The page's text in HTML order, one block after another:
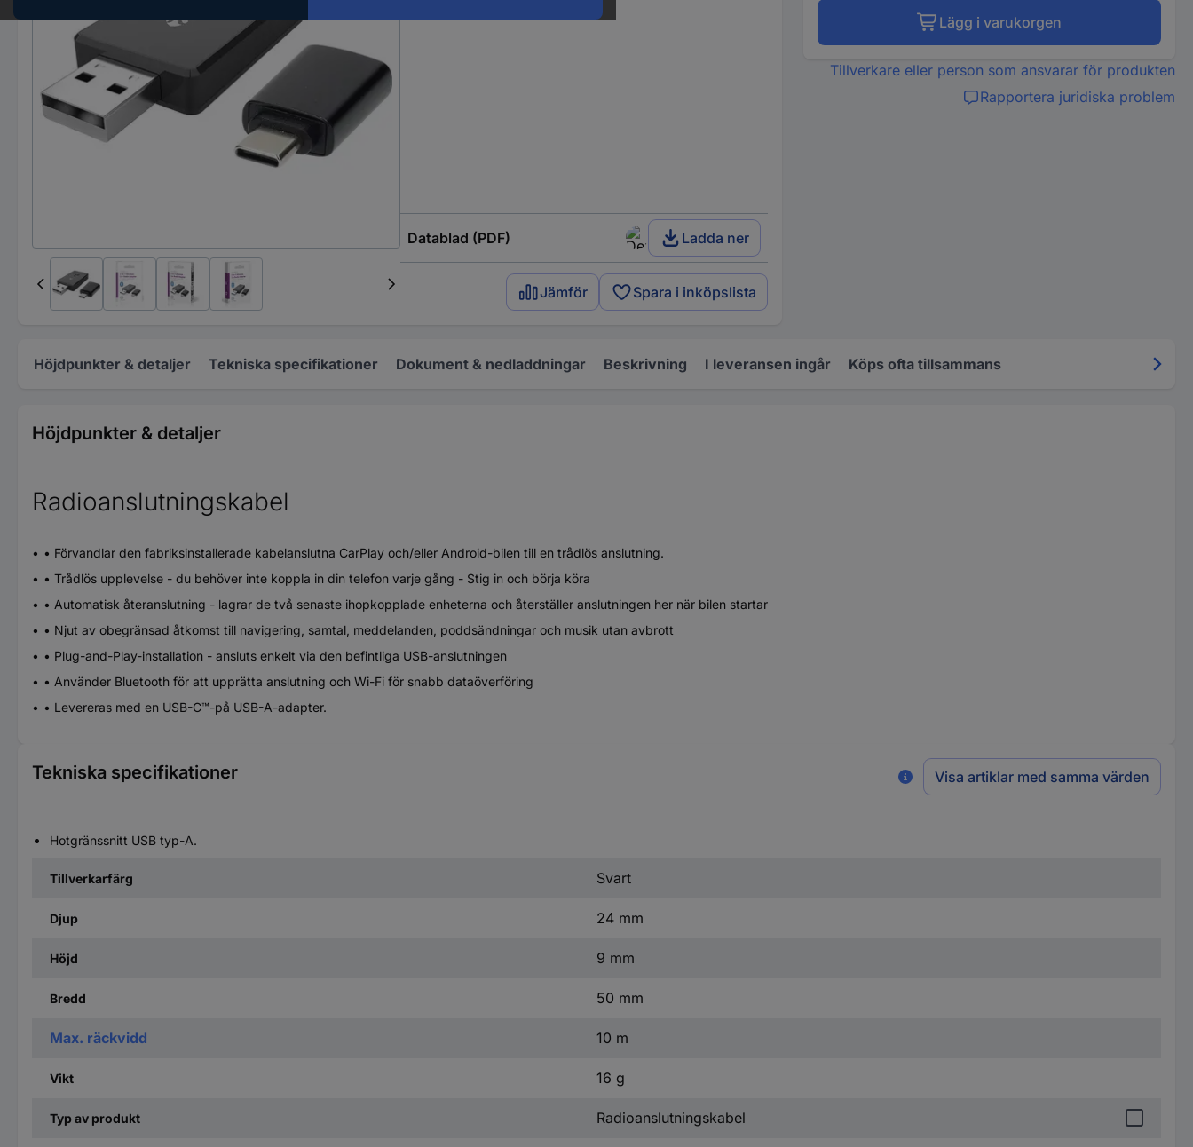
Datablad (PDF) Ladda ner
Jämför Spara i inköpslista
Lägg i varukorgen
Tillverkare eller person som ansvarar för produkten
Rapportera juridiska problem
Höjdpunkter & detaljer Tekniska specifikationer Dokument & nedladdningar Beskrivning I leveransen ingår Köps ofta tillsammans
Höjdpunkter & detaljer
Radioanslutningskabel
• Förvandlar den fabriksinstallerade kabelanslutna CarPlay och/eller Android-bilen till en trådlös anslutning.
• Trådlös upplevelse - du behöver inte koppla in din telefon varje gång - Stig in och börja köra
• Automatisk återanslutning - lagrar de två senaste ihopkopplade enheterna och återställer anslutningen her när bilen startar
• Njut av obegränsad åtkomst till navigering, samtal, meddelanden, poddsändningar och musik utan avbrott
• Plug-and-Play-installation - ansluts enkelt via den befintliga USB-anslutningen
• Använder Bluetooth för att upprätta anslutning och Wi-Fi för snabb dataöverföring
• Levereras med en USB-C™-på USB-A-adapter.
Tekniska specifikationer Visa artiklar med samma värden
Hotgränssnitt USB typ-A.
Tillverkarfärg Svart
Djup 24 mm
Höjd 9 mm
Bredd 50 mm
Max. räckvidd 10 m
Vikt 16 g
Typ av produkt Radioanslutningskabel